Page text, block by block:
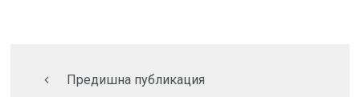
Предишна публикация